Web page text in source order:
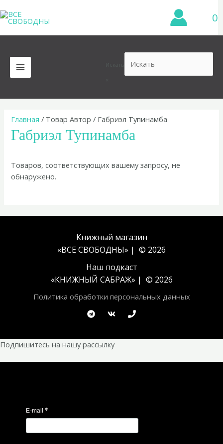
к
содержимому
0
MAIN
MENU
Главная / Товар Автор / Габриэл Тупинамба
Габриэл Тупинамба
Товаров, соответствующих вашему запросу, не
обнаружено.
Книжный магазин
«ВСЕ СВОБОДНЫ» | © 2026
Наш подкаст
«КНИЖНЫЙ САБРАЖ» | © 2026
Политика обработки персональных данных
Подпишитесь на нашу рассылку
E-mail *